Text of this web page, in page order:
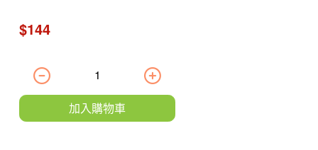
$144
加入購物車